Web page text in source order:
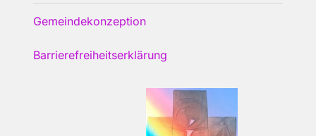
Gemeindekonzeption
Barrierefreiheitserklärung